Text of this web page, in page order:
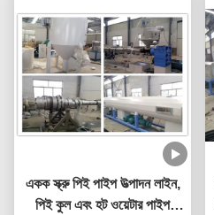
একক স্ক্রু পিই পাইপ উত্পাদন লাইন,
পিই কুল এবং হট ওয়েটার পাইপ